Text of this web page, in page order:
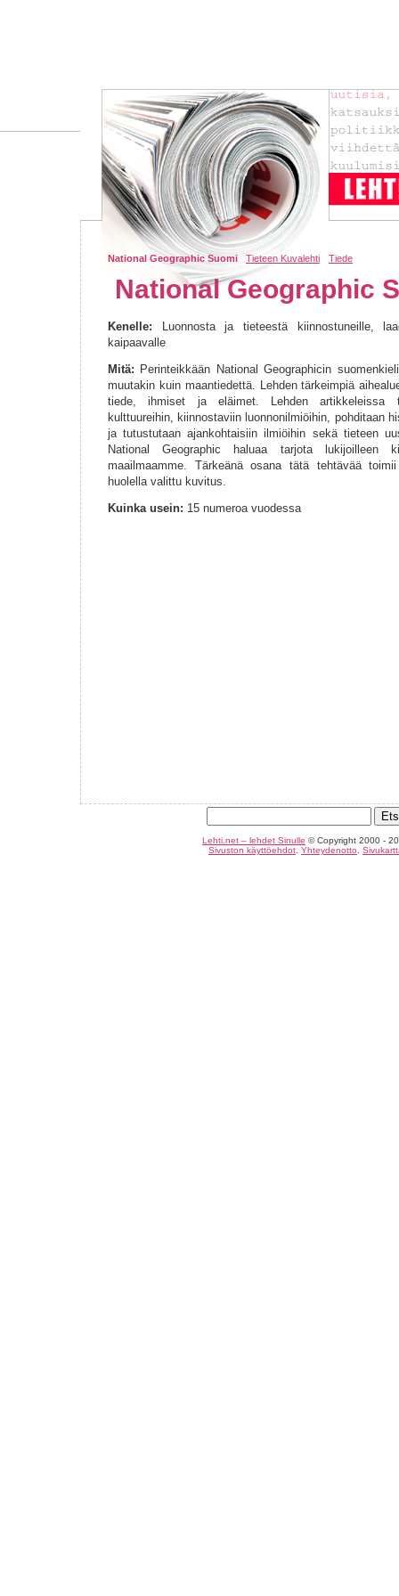
National Geographic Suomi Tieteen Kuvalehti Tiede
National Geographic
Kenelle: Luonnosta ja tieteestä kiinnostuneille,
kaipaavalle
Mitä: Perinteikkään National Geographicin
muutakin kuin maantiedettä. Lehden tärkeimpiä
tiede, ihmiset ja eläimet. Lehden artikkeleissa
kulttuureihin, kiinnostaviin luonnonilmiöihin, pohditaan
ja tutustutaan ajankohtaisiin ilmiöihin sekä tieteen
National Geographic haluaa tarjota lukijoilleen
maailmaamme. Tärkeänä osana tätä tehtävää
huolella valittu kuvitus.
Kuinka usein: 15 numeroa vuodessa
Lehti.net – lehdet Sinulle © Copyright 2000 -
Sivuston käyttöehdot Yhteydenotto